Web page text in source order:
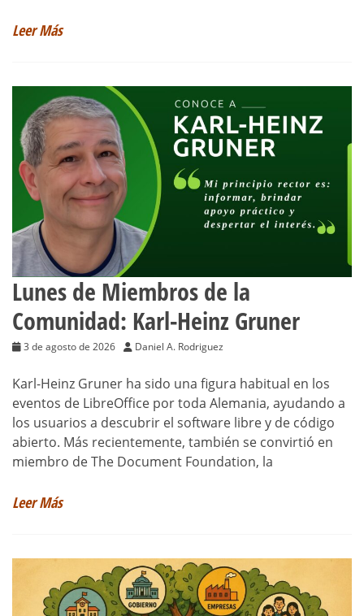
Leer Más
Lunes de Miembros de la
Comunidad: Karl-Heinz Gruner
3 de agosto de 2026 Daniel A. Rodriguez
Karl-Heinz Gruner ha sido una figura habitual en los
eventos de LibreOffice por toda Alemania, ayudando a
los usuarios a descubrir el software libre y de código
abierto. Más recientemente, también se convirtió en
miembro de The Document Foundation, la
Leer Más